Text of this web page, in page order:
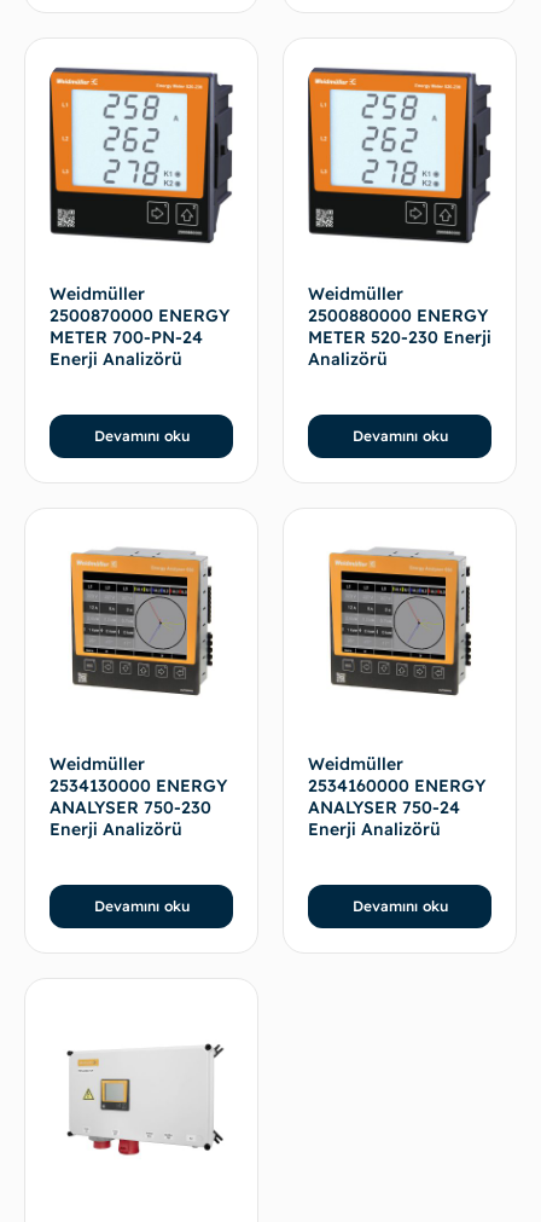
Weidmüller
2500870000 ENERGY
METER 700-PN-24
Enerji Analizörü
Devamını oku
Weidmüller
2500880000 ENERGY
METER 520-230 Enerji
Analizörü
Devamını oku
Weidmüller
2534130000 ENERGY
ANALYSER 750-230
Enerji Analizörü
Devamını oku
Weidmüller
2534160000 ENERGY
ANALYSER 750-24
Enerji Analizörü
Devamını oku